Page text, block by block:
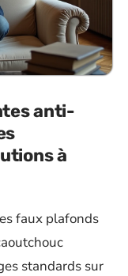
anti-
à
faux plafonds
standards sur